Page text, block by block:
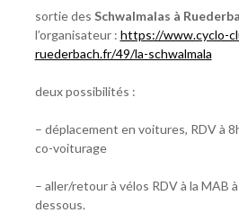
sortie des Schwalmalas à
l’organisateur : https://www.cyclo-
ruederbach.fr/49/la-schwalmala
deux possibilités :
– déplacement en voitures, RDV à
co-voiturage
– aller/retour à vélos RDV à la MAB
dessous.